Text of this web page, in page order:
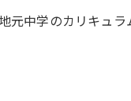
中学のカリキュ